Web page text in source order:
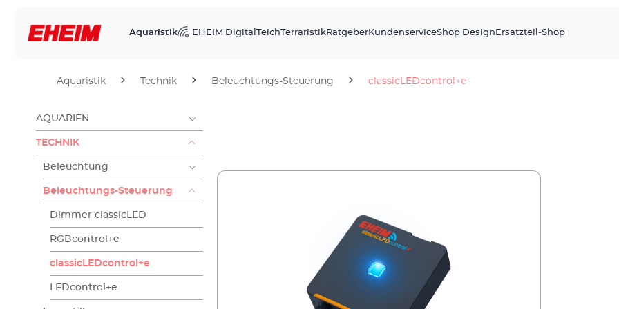
Aquaristik EHEIM Digital TeichTerraristikRatgeberKundenserviceShop Design Ersatzteil-Shop
Aquaristik Technik Beleuchtungs-Steuerung classicLEDcontrol+e
AQUARIEN
TECHNIK
Beleuchtung
Beleuchtungs-Steuerung
Dimmer classicLED
RGBcontrol+e
classicLEDcontrol+e
LEDcontrol+e